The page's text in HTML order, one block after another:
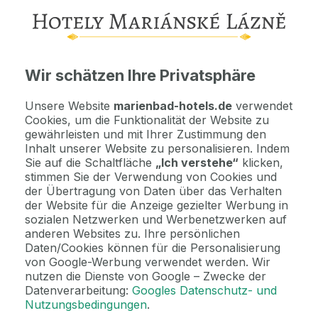
Kontaktdaten. Unterkunftsbedingungen und andere...
Als Geschenk kaufen
Jetzt bezahlen Sie gar nichts.
Die Zahlungsmodalitäten erhalten Sie zusammen mit dem Angebot
per E-Mail.
2 Gründe, bei uns zu buchen
Bonus zur Buchung
Genießen Sie Marienbad in vollen Zügen mit unseren exklusiven
Bonusen zu jeder Reservierung!
Wir schätzen Ihre Privatsphäre
Unsere Website marienbad-hotels.de verwendet
Cookies, um die Funktionalität der Website zu
gewährleisten und mit Ihrer Zustimmung den
Inhalt unserer Website zu personalisieren. Indem
Sie auf die Schaltfläche „Ich verstehe“ klicken,
stimmen Sie der Verwendung von Cookies und
der Übertragung von Daten über das Verhalten
der Website für die Anzeige gezielter Werbung in
sozialen Netzwerken und Werbenetzwerken auf
anderen Websites zu. Ihre persönlichen
Daten/Cookies können für die Personalisierung
von Google-Werbung verwendet werden. Wir
nutzen die Dienste von Google – Zwecke der
Datenverarbeitung: Googles Datenschutz- und
Nutzungsbedingungen.